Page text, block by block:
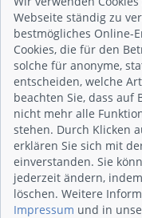
Studie:
Initiative gegen Fake-
Kunden Informationen
Beratungsgespräch
Impressum
Datenschutz
AGB
Kontakt
Webseite ständig zu
bestmögliches Online-
Cookies, die für den
solche für anonyme,
entscheiden, welche
beachten Sie, dass auf
nicht mehr alle
stehen. Durch Klicken
erklären Sie sich mit
einverstanden. Sie
jederzeit ändern,
löschen. Weitere
Impressum und in